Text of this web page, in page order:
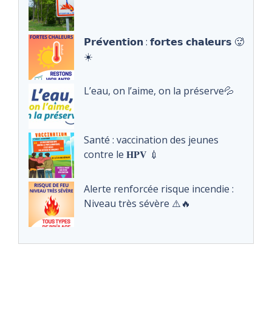
𝗣𝗿𝗲́𝘃𝗲𝗻𝘁𝗶𝗼𝗻 : 𝗳𝗼𝗿𝘁𝗲𝘀 𝗰𝗵𝗮𝗹𝗲𝘂𝗿𝘀 🥵
☀️
L’eau, on l’aime, on la préserve💦
Santé : vaccination des jeunes
contre le 𝐇𝐏𝐕 💉
Alerte renforcée risque incendie :
Niveau très sévère ⚠️🔥